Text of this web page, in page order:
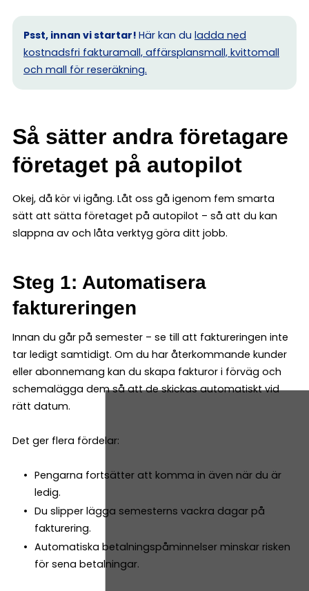
Psst, innan vi startar! Här kan du ladda ned
kostnadsfri fakturamall, affärsplansmall, kvittomall
och mall för reseräkning.
Så sätter andra företagare
företaget på autopilot
Okej, då kör vi igång. Låt oss gå igenom fem smarta
sätt att sätta företaget på autopilot – så att du kan
slappna av och låta verktyg göra ditt jobb.
Steg 1: Automatisera
faktureringen
Innan du går på semester – se till att faktureringen inte
tar ledigt samtidigt. Om du har återkommande kunder
eller abonnemang kan du skapa fakturor i förväg och
schemalägga dem så att de skickas automatiskt vid
rätt datum.
Det ger flera fördelar:
Pengarna fortsätter att komma in även när du är
ledig.
Du slipper lägga semesterns vackra dagar på
fakturering.
Automatiska betalningspåminnelser minskar risken
för sena betalningar.